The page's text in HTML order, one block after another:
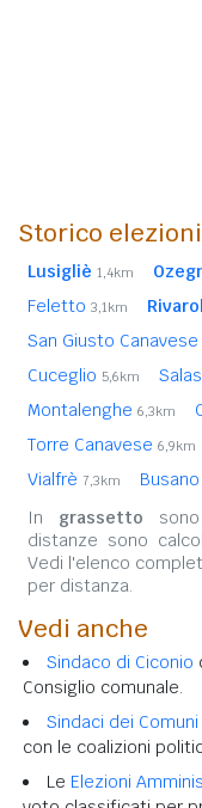
Storico
Lusigliè 1,4km
Feletto 3,1km
San Giusto Canavese
Cuceglio 5,6km
Montalenghe 6,3km
Torre Canavese 6,9km
Vialfrè 7,3km Busano
In grassetto
distanze sono
Vedi l'elenco
per distanza.
Vedi anche
Sindaco di Ciconio
Consiglio comunale.
Sindaci dei
con le coalizioni
Le Elezioni